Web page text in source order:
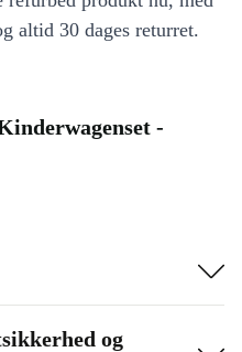
altid 30 dages returret.
-
og